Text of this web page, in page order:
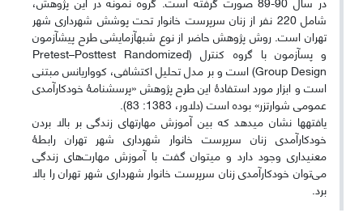
‌شامل 220 نفر از زنان سرپرست خانوار تحت پوشش شهرداری شهر
تهران است. روش پژوهش حاضر از نوع شبه‎آزمایشی طرح پیش‎آزمون
و پس‎آزمون با گروه کنترل (Pretest–Posttest Randomized
Group Design) است و بر مدل تحلیل اکتشافی، ‌کوواریانس مبتنی
است و ابزار مورد استفادۀ این طرح پژوهش «پرسش‎نامۀ خودکارآمدی
عمومی شوارتزر» بوده است (دلاور، ‌1383: 83).
یافته‎ها نشان می‎دهد که بین آموزش مهارت‎های زندگی بر بالا بردن
خودکارآمدی زنان سرپرست خانوار شهرداری شهر تهران رابطۀ
معنی‎داری وجود دارد و می‎توان گفت با آموزش مهارت‌های زندگی
می‌توان خودکارآمدی زنان سرپرست خانوار شهرداری شهر تهران را بالا
برد.